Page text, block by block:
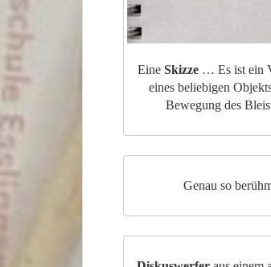
Eine Skizze … Es ist ein
eines beliebigen
Bewegung des
Genau so